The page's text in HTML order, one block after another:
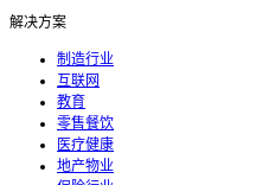
解决方案
制造行业
互联网
教育
零售餐饮
医疗健康
地产物业